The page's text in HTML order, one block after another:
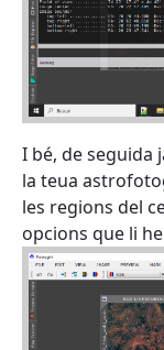
I bé, de seguida
la teua
les regions del
opcions que li